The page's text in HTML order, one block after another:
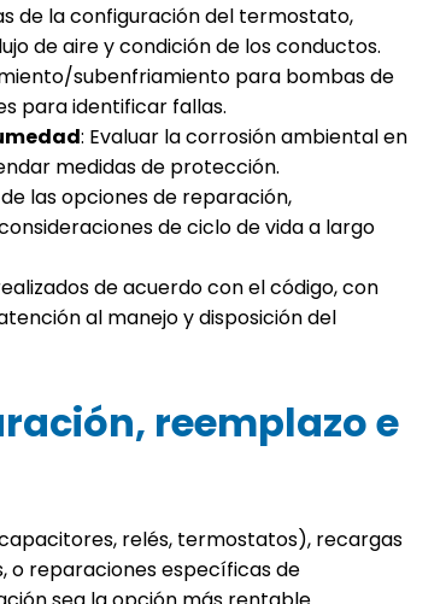
de la configuración del termostato,
de aire y condición de los conductos.
subenfriamiento para bombas de
para identificar fallas.
: Evaluar la corrosión ambiental en
medidas de protección.
las opciones de reparación,
de ciclo de vida a largo
de acuerdo con el código, con
al manejo y disposición del
reemplazo e
relés, termostatos), recargas
o reparaciones específicas de